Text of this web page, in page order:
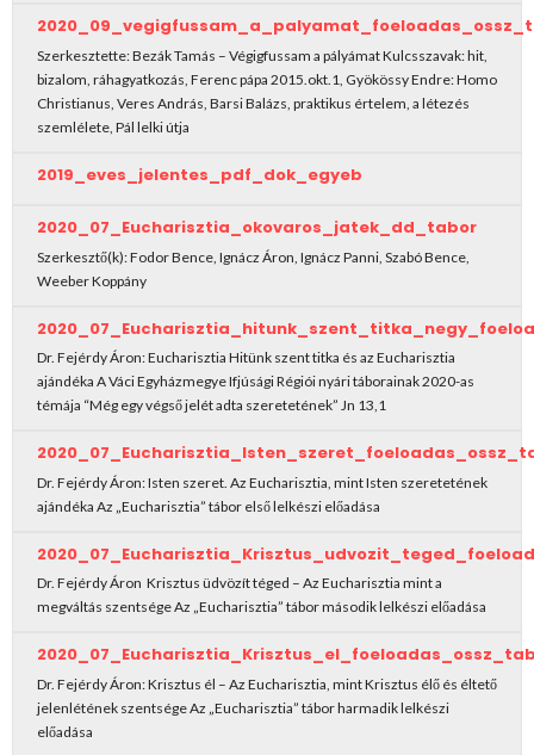
Szerkesztette: Bezák Tamás – Végigfussam a pályámat Kulcsszavak: hit,
bizalom, ráhagyatkozás, Ferenc pápa 2015.okt.1, Gyökössy Endre: Homo
Christianus, Veres András, Barsi Balázs, praktikus értelem, a létezés
szemlélete, Pál lelki útja
2019_eves_jelentes_pdf_dok_egyeb
2020_07_Eucharisztia_okovaros_jatek_dd_tabor
Szerkesztő(k): Fodor Bence, Ignácz Áron, Ignácz Panni, Szabó Bence,
Weeber Koppány
Dr. Fejérdy Áron: Eucharisztia Hitünk szent titka és az Eucharisztia
ajándéka A Váci Egyházmegye Ifjúsági Régiói nyári táborainak 2020-as
témája “Még egy végső jelét adta szeretetének” Jn 13,1
Dr. Fejérdy Áron: Isten szeret. Az Eucharisztia, mint Isten szeretetének
ajándéka Az „Eucharisztia” tábor első lelkészi előadása
Dr. Fejérdy Áron Krisztus üdvözít téged – Az Eucharisztia mint a
megváltás szentsége Az „Eucharisztia” tábor második lelkészi előadása
Dr. Fejérdy Áron: Krisztus él – Az Eucharisztia, mint Krisztus élő és éltető
jelenlétének szentsége Az „Eucharisztia” tábor harmadik lelkészi
előadása